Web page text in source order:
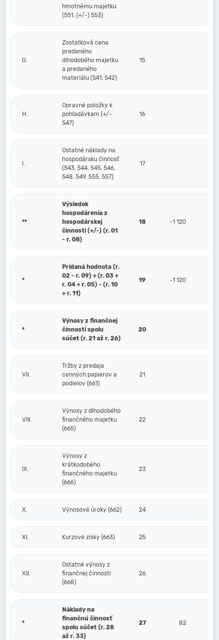
hmotnému majetku
(551, (+/-) 553)
G.
Zostatková cena
predaného
dlhodobého majetku
a predaného
materiálu (541, 542)
15
H.
Opravné položky k
pohľadávkam (+/-
547)
16
I.
Ostatné náklady na
hospodársku činnosť
(543, 544, 545, 546,
548, 549, 555, 557)
17
**
Výsledok
hospodárenia z
hospodárskej
činnosti (+/-) (r. 01
- r. 08)
18 -1 120
*
Pridaná hodnota (r.
02 - r. 09) + (r. 03 +
r. 04 + r. 05) - (r. 10
+ r. 11)
19 -1 120
*
Výnosy z finančnej
činnosti spolu
súčet (r. 21 až r. 26)
20
VII.
Tržby z predaja
cenných papierov a
podielov (661)
21
VIII.
Výnosy z dlhodobého
finančného majetku
(665)
22
IX.
Výnosy z
krátkodobého
finančného majetku
(666)
23
X. Výnosové úroky (662) 24
XI. Kurzové zisky (663) 25
XII.
Ostatné výnosy z
finančnej činnosti
(668)
26
*
Náklady na
finančnú činnosť
spolu súčet (r. 28
až r. 33)
27 82